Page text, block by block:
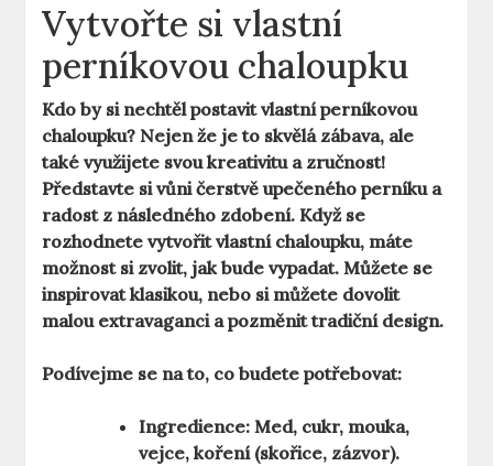
Vytvořte si vlastní
perníkovou chaloupku
Kdo by si nechtěl postavit vlastní perníkovou
chaloupku? Nejen že je to skvělá zábava, ale
také využijete svou kreativitu a zručnost!
Představte si vůni čerstvě upečeného perníku a
radost z následného zdobení. Když se
rozhodnete vytvořit vlastní chaloupku, máte
možnost si zvolit, jak bude vypadat. Můžete se
inspirovat klasikou, nebo si můžete dovolit
malou extravaganci a pozměnit tradiční design.
Podívejme se na to, co budete potřebovat:
Ingredience: Med, cukr, mouka,
vejce, koření (skořice, zázvor).